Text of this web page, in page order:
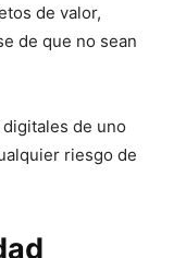
de valor,
de que no sean
de uno
riesgo de